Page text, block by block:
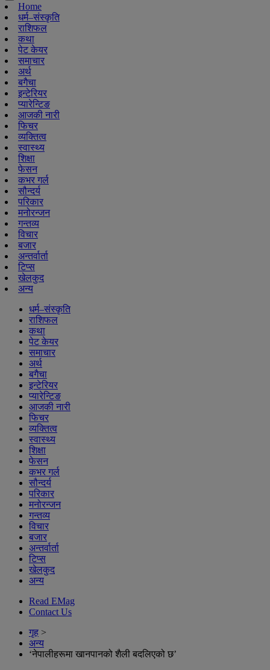
Home
धर्म–संस्कृति
राशिफल
कथा
पेट केयर
समाचार
अर्थ
बगैचा
इन्टेरियर
प्यारेन्टिङ
आजकी नारी
फिचर
व्यक्तित्व
स्वास्थ्य
शिक्षा
फेसन
कभर गर्ल
सौन्दर्य
परिकार
मनोरन्जन
गन्तव्य
विचार
बजार
अन्तर्वार्ता
टिप्स
खेलकुद
अन्य
धर्म–संस्कृति
राशिफल
कथा
पेट केयर
समाचार
अर्थ
बगैचा
इन्टेरियर
प्यारेन्टिङ
आजकी नारी
फिचर
व्यक्तित्व
स्वास्थ्य
शिक्षा
फेसन
कभर गर्ल
सौन्दर्य
परिकार
मनोरन्जन
गन्तव्य
विचार
बजार
अन्तर्वार्ता
टिप्स
खेलकुद
अन्य
Read EMag
Contact Us
गृह >
अन्य
‘नेपालीहरूमा खानपानको शैली बदलिएको छ’